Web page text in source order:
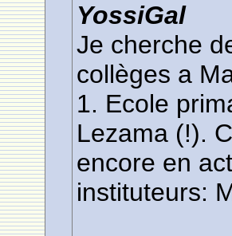
YossiGal
Je cherche
collèges a
1. Ecole
Lezama (!).
encore en
instituteurs: